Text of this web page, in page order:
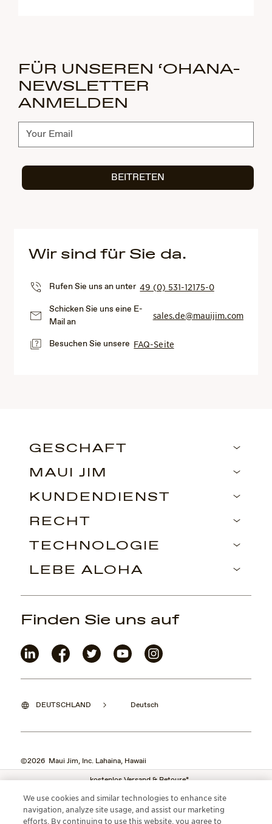
kostenlos Versand & Retoure*
FÜR UNSEREN ‘OHANA-
NEWSLETTER
ANMELDEN
Abonnieren
BEITRETEN
Wir sind für Sie da.
Rufen Sie uns an unter49 (0) 531-12175-0
Schicken Sie uns eine E-
Mail an
sales.de@mauijim.com
Besuchen Sie unsere FAQ-Seite
GESCHÄFT
MAUI JIM
KUNDENDIENST
RECHT
TECHNOLOGIE
LEBE ALOHA
DEUTSCHLAND Deutsch
©2026 Maui Jim, Inc. Lahaina, Hawaii
Finden Sie uns auf
We use cookies and similar technologies to enhance site
navigation, analyze site usage, and assist our marketing
efforts. By continuing to use this website, you agree to